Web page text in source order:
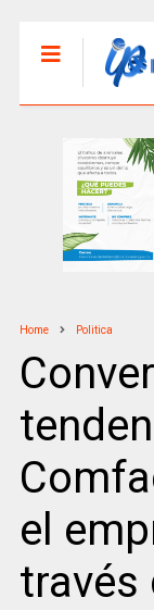
Home Politica
el
través